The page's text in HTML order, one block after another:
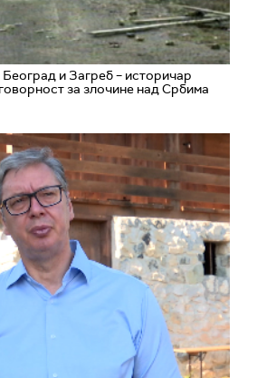
и Загреб – историчар
за злочине над Србима